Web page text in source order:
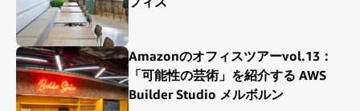
Amazonのオフィスツアーvol.13：
「可能性の芸術」を紹介する AWS
Builder Studio メルボルン